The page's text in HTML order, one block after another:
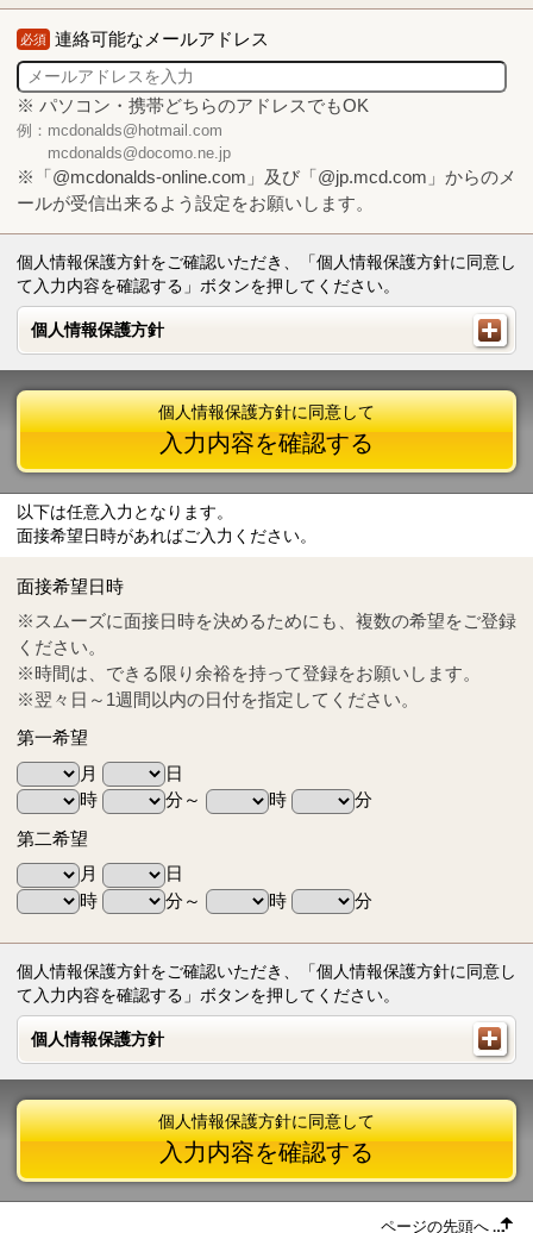
必須 連絡可能なメールアドレス
※ パソコン・携帯どちらのアドレスでもOK
例：mcdonalds@hotmail.com
mcdonalds@docomo.ne.jp
※「@mcdonalds-online.com」及び「@jp.mcd.com」からのメ
ールが受信出来るよう設定をお願いします。
個人情報保護方針をご確認いただき、「個人情報保護方針に同意し
て入力内容を確認する」ボタンを押してください。
個人情報保護方針
個人情報保護方針
Tel
0570-55-0314
個人情報保護方針に同意して
入力内容を確認する
以下は任意入力となります。
面接希望日時があればご入力ください。
面接希望日時
※スムーズに面接日時を決めるためにも、複数の希望をご登録
ください。
※時間は、できる限り余裕を持って登録をお願いします。
※翌々日～1週間以内の日付を指定してください。
第一希望
月
日
時
分～ 時
分
第二希望
月
日
時
分～ 時 分
個人情報保護方針をご確認いただき、「個人情報保護方針に同意し
て入力内容を確認する」ボタンを押してください。
個人情報保護方針
個人情報保護方針
個人情報保護方針に同意して
入力内容を確認する
ページの先頭へ